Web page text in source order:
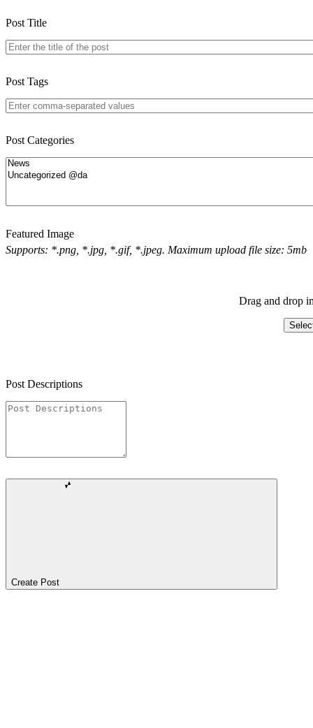
Post Title
Post Tags
Post Categories
Featured Image
Supports: *.png, *.jpg, *.gif, *.jpeg. Maximum upload file size: 5mb
Drag and drop
Post Descriptions
Create Post